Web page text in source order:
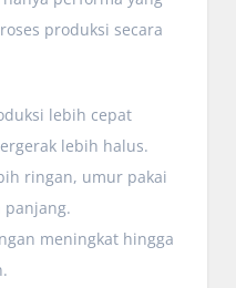
produksi secara
lebih cepat
lebih halus.
ringan, umur pakai
meningkat hingga